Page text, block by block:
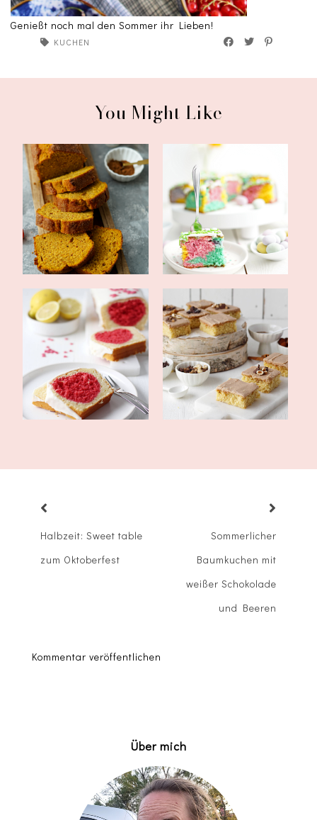
Genießt noch mal den Sommer ihr Lieben!
KUCHEN
You Might Like
Saftiger Kürbiskuchen
mit Pumpkin s...
Pastelliger
Papageienkuchen zu
Oste...
Zitronenkuchen mit
herziger Überras...
Saftiger Nusskuchen vom
Blech mit l...
Halbzeit: Sweet table
zum Oktoberfest
Sommerlicher
Baumkuchen mit
weißer Schokolade
und Beeren
Kommentar veröffentlichen
Über mich